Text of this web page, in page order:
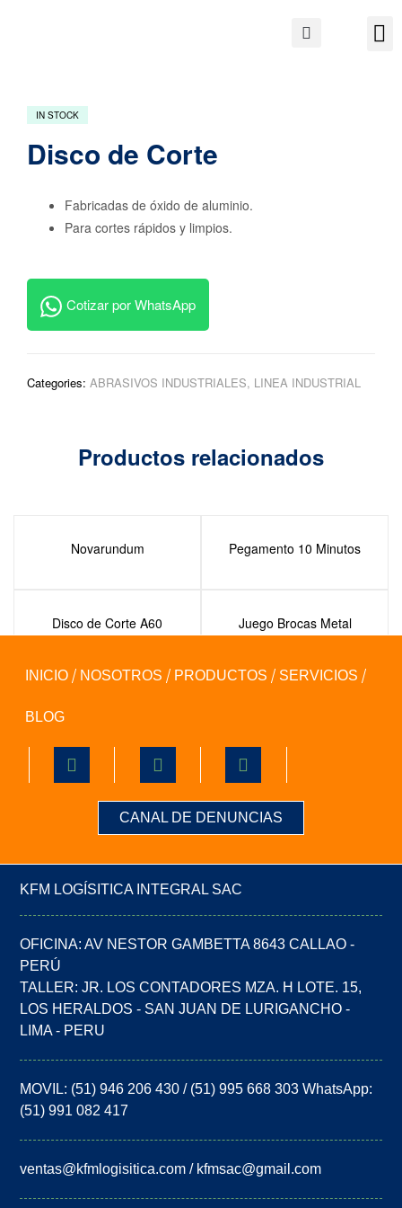
IN STOCK
Disco de Corte
Fabricadas de óxido de aluminio.
Para cortes rápidos y limpios.
Cotizar por WhatsApp
Categories: ABRASIVOS INDUSTRIALES, LINEA INDUSTRIAL
Productos relacionados
Novarundum Pegamento 10 Minutos
Disco de Corte A60
Juego Brocas Metal
HSS
INICIO NOSOTROS PRODUCTOS SERVICIOS
BLOG
CANAL DE DENUNCIAS
KFM LOGÍSITICA INTEGRAL SAC
OFICINA: AV NESTOR GAMBETTA 8643 CALLAO -
PERÚ
TALLER: JR. LOS CONTADORES MZA. H LOTE. 15,
LOS HERALDOS - SAN JUAN DE LURIGANCHO -
LIMA - PERU
MOVIL: (51) 946 206 430 / (51) 995 668 303 WhatsApp:
(51) 991 082 417
ventas@kfmlogisitica.com / kfmsac@gmail.com